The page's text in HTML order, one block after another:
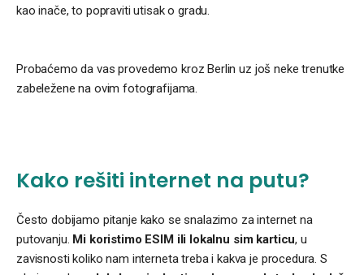
kao inače, to popraviti utisak o gradu.
Probaćemo da vas provedemo kroz Berlin uz još neke trenutke
zabeležene na ovim fotografijama.
Kako rešiti internet na putu?
Često dobijamo pitanje kako se snalazimo za internet na
putovanju. Mi koristimo ESIM ili lokalnu sim karticu, u
zavisnosti koliko nam interneta treba i kakva je procedura. S